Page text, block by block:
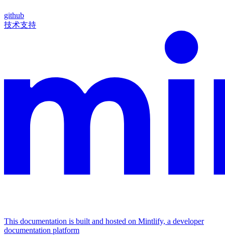
github
技术支持
This documentation is built and hosted on Mintlify, a developer
documentation platform